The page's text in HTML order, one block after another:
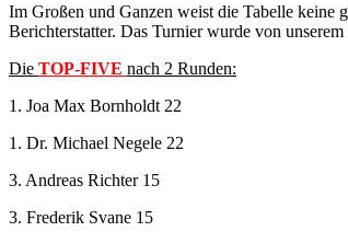
Im Großen und Ganzen weist die Tabelle keine
Berichterstatter. Das Turnier wurde von
Die TOP-FIVE nach 2 Runden:
1. Joa Max Bornholdt 22
1. Dr. Michael Negele 22
3. Andreas Richter 15
3. Frederik Svane 15